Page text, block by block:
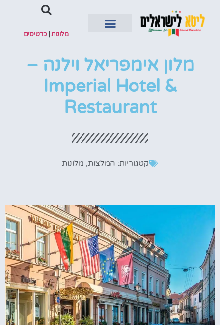
מלונות|כרטיסים
מלון אימפריאל וילנה –
Imperial Hotel &
Restaurant
קטגוריות: המלצות, מלונות